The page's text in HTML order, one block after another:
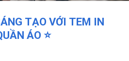
TẠO VỚI TEM IN
ÁO ⭐️